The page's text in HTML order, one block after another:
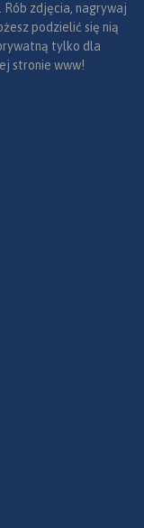
Rób zdjęcia, nagrywaj
podzielić się nią
tylko dla
stronie www!